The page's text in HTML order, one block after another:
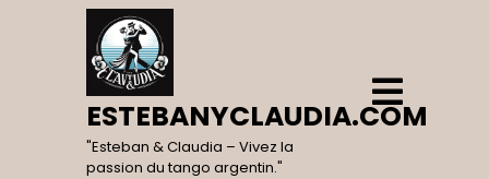
ESTEBANYCLAUDIA.COM
"Esteban & Claudia – Vivez la
passion du tango argentin."
Open
Menu